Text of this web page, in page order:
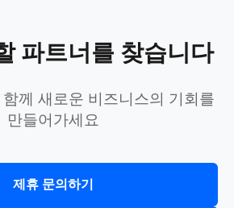
파트너를 찾습니다
께 새로운 비즈니스의 기회를
만들어가세요
제휴 문의하기